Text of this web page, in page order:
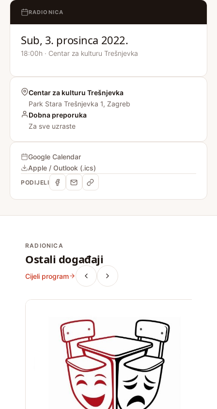
RADIONICA
Sub, 3. prosinca 2022.
18:00h · Centar za kulturu Trešnjevka
Centar za kulturu Trešnjevka
Park Stara Trešnjevka 1, Zagreb
Dobna preporuka
Za sve uzraste
Google Calendar
Apple / Outlook (.ics)
PODIJELI
RADIONICA
Ostali događaji
Cijeli program